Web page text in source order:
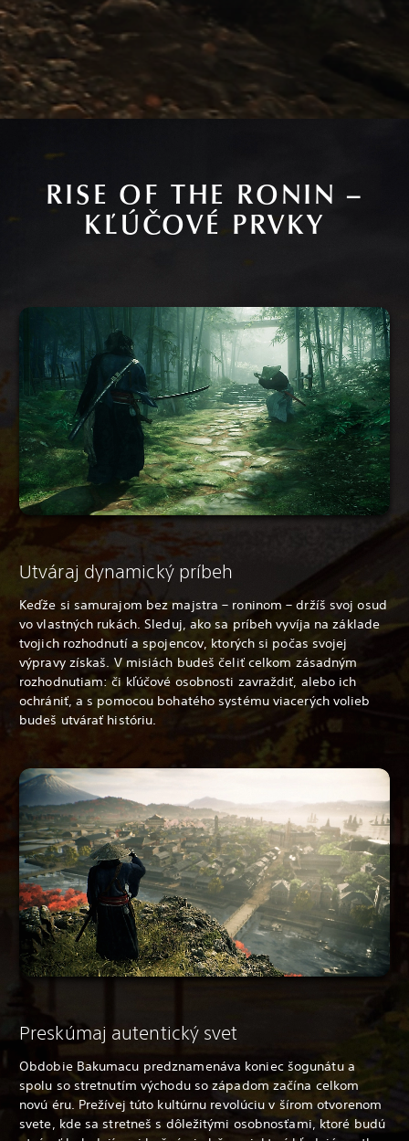
RISE OF THE RONIN –
KĽÚČOVÉ PRVKY
Utváraj dynamický príbeh
Keďže si samurajom bez majstra – roninom – držíš svoj osud
vo vlastných rukách. Sleduj, ako sa príbeh vyvíja na základe
tvojich rozhodnutí a spojencov, ktorých si počas svojej
výpravy získaš. V misiách budeš čeliť celkom zásadným
rozhodnutiam: či kľúčové osobnosti zavraždiť, alebo ich
ochrániť, a s pomocou bohatého systému viacerých volieb
budeš utvárať históriu.
Preskúmaj autentický svet
Obdobie Bakumacu predznamenáva koniec šogunátu a
spolu so stretnutím východu so západom začína celkom
novú éru. Prežívej túto kultúrnu revolúciu v šírom otvorenom
svete, kde sa stretneš s dôležitými osobnosťami, ktoré budú